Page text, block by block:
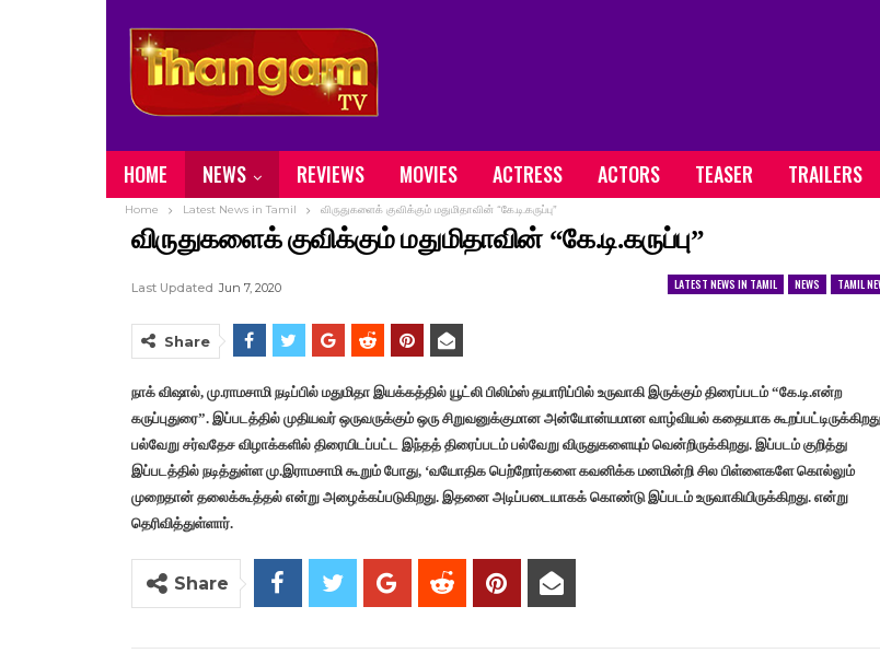
HOME NEWS REVIEWS MOVIES ACTRESS ACTORS TEASER TRAILERS
Home Latest News in Tamil விருதுகளைக் குவிக்கும் மதுமிதாவின் “கே.டி.கருப்பு”
விருதுகளைக் குவிக்கும் மதுமிதாவின் “கே.டி.கருப்பு”
LATEST NEWS IN TAMIL NEWS TAMIL
Last Updated Jun 7, 2020
Share
நாக் விஷால், மு.ராமசாமி நடிப்பில் மதுமிதா இயக்கத்தில் யூட்லி பிலிம்ஸ் தயாரிப்பில் உருவாகி இருக்கும் திரைப்படம் “கே.டி.என்ற
கருப்புதுரை”. இப்படத்தில் முதியவர் ஒருவருக்கும் ஒரு சிறுவனுக்குமான அன்யோன்யமான வாழ்வியல் கதையாக
பல்வேறு சர்வதேச விழாக்களில் திரையிடப்பட்ட இந்தத் திரைப்படம் பல்வேறு விருதுகளையும் வென்றிருக்கிறது. இப்படம் குறித்து
இப்படத்தில் நடித்துள்ள மு.இராமசாமி கூறும் போது, ‘வயோதிக பெற்றோர்களை கவனிக்க மனமின்றி சில பிள்ளைகளே கொல்லும்
முறைதான் தலைக்கூத்தல் என்று அழைக்கப்படுகிறது. இதனை அடிப்படையாகக் கொண்டு இப்படம் உருவாகியிருக்கிறது. என்று
தெரிவித்துள்ளார்.
Share